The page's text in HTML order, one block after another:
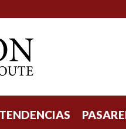
TENDENCIAS